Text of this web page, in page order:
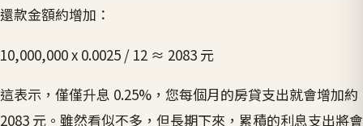
還款金額約增加：
10,000,000 x 0.0025 / 12 ≈ 2083 元
這表示，僅僅升息 0.25%，您每個月的房貸支出就會增加約
2083 元。雖然看似不多，但長期下來，累積的利息支出將會